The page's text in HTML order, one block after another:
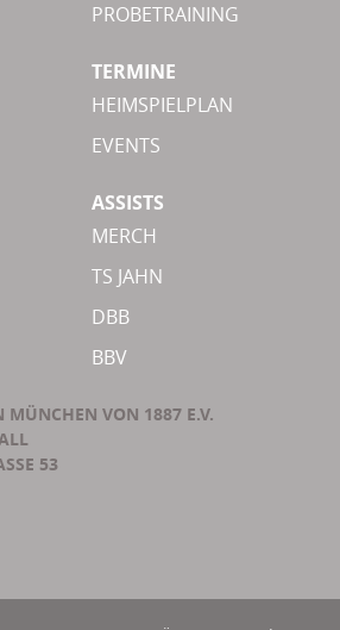
PROBETRAINING
TERMINE
HEIMSPIELPLAN
EVENTS
ASSISTS
MERCH
TS JAHN
DBB
BBV
MÜNCHEN VON 1887 E.V.
53